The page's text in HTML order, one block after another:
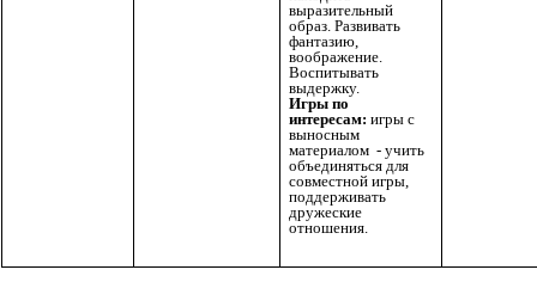
выразительный
образ. Развивать
фантазию,
воображение.
Воспитывать
выдержку.
Игры по
интересам: игры с
выносным
материалом - учить
объединяться для
совместной игры,
поддерживать
дружеские
отношения.